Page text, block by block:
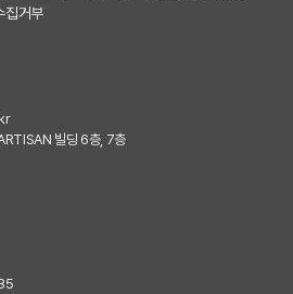
집거부
빌딩 6층, 7층